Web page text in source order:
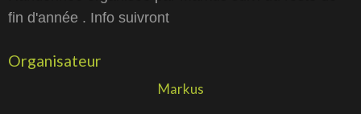
fin d'année . Info suivront
Organisateur
Markus